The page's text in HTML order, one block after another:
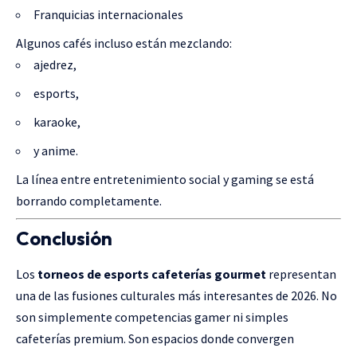
Franquicias internacionales
Algunos cafés incluso están mezclando:
ajedrez,
esports,
karaoke,
y anime.
La línea entre entretenimiento social y gaming se está
borrando completamente.
Conclusión
Los torneos de esports cafeterías gourmet representan
una de las fusiones culturales más interesantes de 2026. No
son simplemente competencias gamer ni simples
cafeterías premium. Son espacios donde convergen